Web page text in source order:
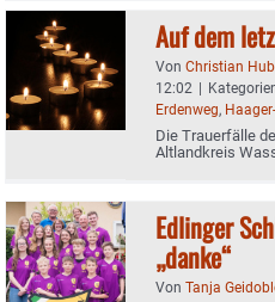
Auf dem
Von Christian
12:02 |
Erdenweg,
Die Trauerfälle
Altlandkreis
Edlinger
„danke“
Von Tanja